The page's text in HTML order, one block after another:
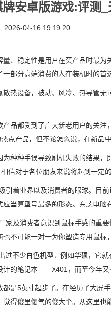
牌安卓版游戏:评测
04-16 19:19:20
稳定性是用户在买产品时最为
一部分高端消费的人在装机时的首
设备，被动、风冷、热导管无
都受到了广大新老用户的关注
点产品，但不论怎么说，在新品
种手误导致刷机失败的结果，
信对于各位朋友来说将起到一定的
着业界以及消费者的眼球。目前
当算型号最多的形态。东芝电脑
及消费者意识到鼠标手感的重要
不可能一对一为你塑造专用鼠标
不少白色机型，例如华硕，它就
计的笔记本——X401，而至今年又
5英寸起步了。在经历了大屏
得傻里傻气的傻大个。从这里也